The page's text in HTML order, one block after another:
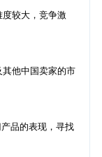
较大，竞争激
他中国卖家的市
品的表现，寻找